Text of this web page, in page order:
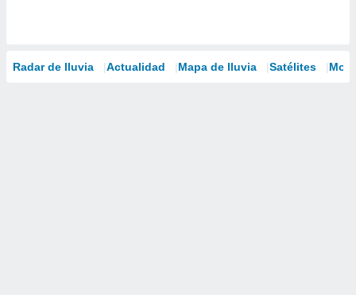
Radar de lluvia Actualidad Mapa de lluvia Satélites